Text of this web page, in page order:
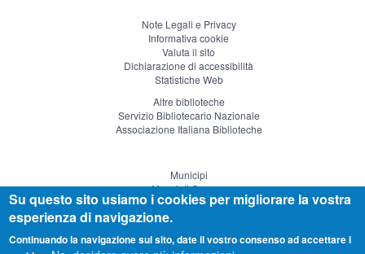
Note Legali e Privacy
Informativa cookie
Valuta il sito
Dichiarazione di accessibilità
Statistiche Web
Altre biblioteche
Servizio Bibliotecario Nazionale
Associazione Italiana Biblioteche
Municipi
Musei di Genova
Genova Teatro
Visitgenoa
Su questo sito usiamo i cookies per migliorare la vostra
esperienza di navigazione.
Continuando la navigazione sul sito, date il vostro consenso ad accettare i